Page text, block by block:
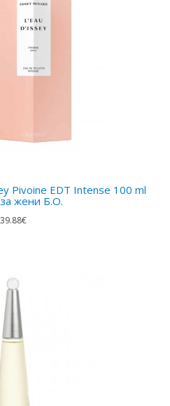
Pivoine EDT Intense 100 ml
жени Б.О.
39.88€